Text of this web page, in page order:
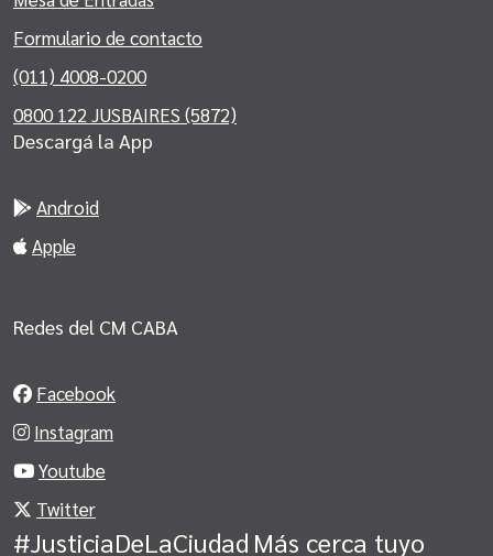
Formulario de contacto
(011) 4008-0200
0800 122 JUSBAIRES (5872)
Descargá la App
Android
Apple
Redes del CM CABA
Facebook
Instagram
Youtube
Twitter
#JusticiaDeLaCiudad Más cerca tuyo